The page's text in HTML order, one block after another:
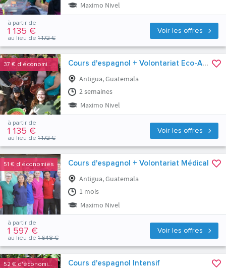
Maximo Nivel
Voir les offres
à partir de
1 135 €
au lieu de 1 172 €
37 € d'économies Cours d'espagnol + Volontariat Eco-Agriculture
Antigua, Guatemala
2 semaines
Maximo Nivel
Voir les offres
à partir de
1 135 €
au lieu de 1 172 €
51 € d'économies Cours d'espagnol + Volontariat Médical
Antigua, Guatemala
1 mois
Maximo Nivel
Voir les offres
à partir de
1 597 €
au lieu de 1 648 €
52 € d'économies Cours d'espagnol Intensif